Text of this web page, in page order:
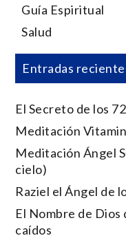
Guía Espiritual
Salud
Entradas
El Secreto de los
Meditación
Meditación Ángel
cielo)
Raziel el Ángel de
El Nombre de Dios
caídos